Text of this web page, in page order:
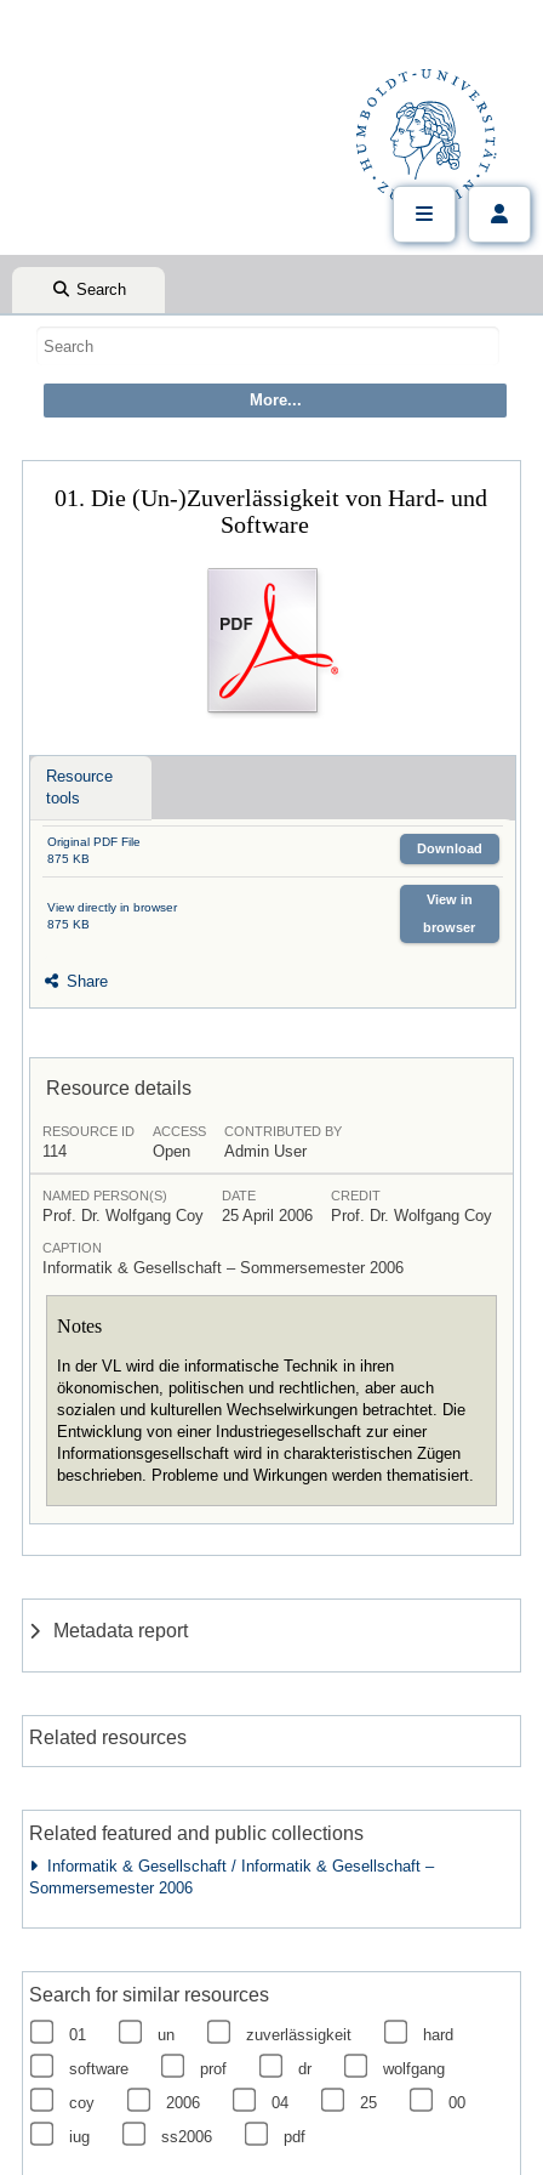
Search
01. Die (Un-)Zuverlässigkeit von Hard- und
Software
Resource
tools
Original PDF File
875 KB
Download
View directly in browser
875 KB
View in
browser
Share
Resource details
RESOURCE ID
114
ACCESS
Open
CONTRIBUTED BY
Admin User
NAMED PERSON(S)
Prof. Dr. Wolfgang Coy
DATE
25 April 2006
CREDIT
Prof. Dr. Wolfgang Coy
CAPTION
Informatik & Gesellschaft – Sommersemester 2006
Notes
In der VL wird die informatische Technik in ihren
ökonomischen, politischen und rechtlichen, aber auch
sozialen und kulturellen Wechselwirkungen betrachtet. Die
Entwicklung von einer Industriegesellschaft zur einer
Informationsgesellschaft wird in charakteristischen Zügen
beschrieben. Probleme und Wirkungen werden thematisiert.
Metadata report
Related resources
Related featured and public collections
Informatik & Gesellschaft / Informatik & Gesellschaft –
Sommersemester 2006
Search for similar resources
01 un zuverlässigkeit
hard
software
prof dr
wolfgang
coy
2006 04 25
00
iug
ss2006 pdf